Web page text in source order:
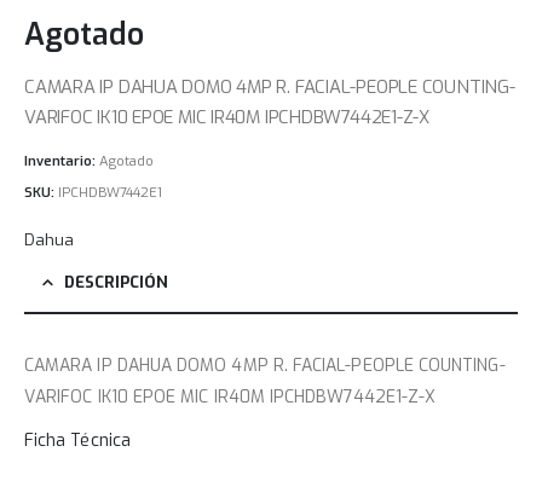
Agotado
CAMARA IP DAHUA DOMO 4MP R. FACIAL-PEOPLE COUNTING-
VARIFOC IK10 EPOE MIC IR40M IPCHDBW7442E1-Z-X
Inventario: Agotado
SKU: IPCHDBW7442E1
Dahua
DESCRIPCIÓN
CAMARA IP DAHUA DOMO 4MP R. FACIAL-PEOPLE COUNTING-
VARIFOC IK10 EPOE MIC IR40M IPCHDBW7442E1-Z-X
Ficha Técnica